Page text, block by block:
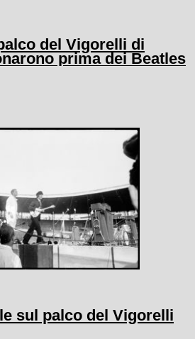
del Vigorelli di
prima dei Beatles
sul palco del Vigorelli